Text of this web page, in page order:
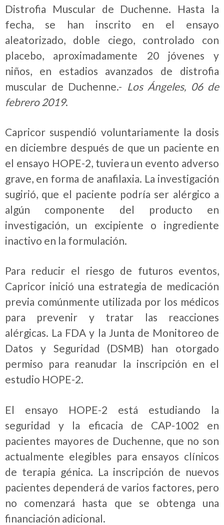
Distrofia Muscular de Duchenne. Hasta la
fecha, se han inscrito en el ensayo
aleatorizado, doble ciego, controlado con
placebo, aproximadamente 20 jóvenes y
niños, en estadios avanzados de distrofia
muscular de Duchenne.- Los Ángeles, 06 de
febrero 2019.
Capricor suspendió voluntariamente la dosis
en diciembre después de que un paciente en
el ensayo HOPE-2, tuviera un evento adverso
grave, en forma de anafilaxia. La investigación
sugirió, que el paciente podría ser alérgico a
algún componente del producto en
investigación, un excipiente o ingrediente
inactivo en la formulación.
Para reducir el riesgo de futuros eventos,
Capricor inició una estrategia de medicación
previa comúnmente utilizada por los médicos
para prevenir y tratar las reacciones
alérgicas. La FDA y la Junta de Monitoreo de
Datos y Seguridad (DSMB) han otorgado
permiso para reanudar la inscripción en el
estudio HOPE-2.
El ensayo HOPE-2 está estudiando la
seguridad y la eficacia de CAP-1002 en
pacientes mayores de Duchenne, que no son
actualmente elegibles para ensayos clínicos
de terapia génica. La inscripción de nuevos
pacientes dependerá de varios factores, pero
no comenzará hasta que se obtenga una
financiación adicional.